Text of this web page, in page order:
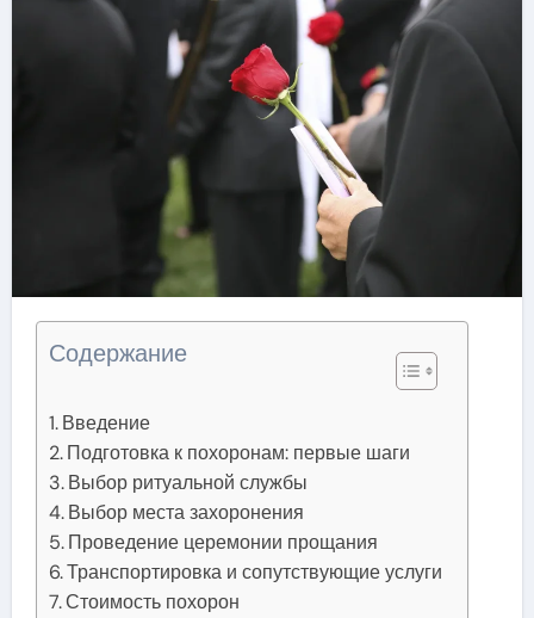
Содержание
Введение
Подготовка к похоронам: первые шаги
Выбор ритуальной службы
Выбор места захоронения
Проведение церемонии прощания
Транспортировка и сопутствующие услуги
Стоимость похорон